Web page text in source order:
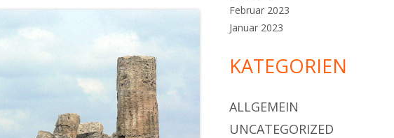
Februar 2023
Januar 2023
KATEGORIEN
ALLGEMEIN
UNCATEGORIZED